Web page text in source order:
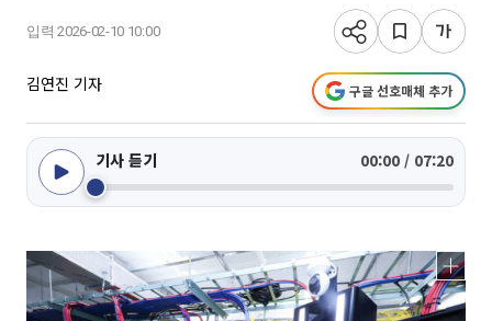
입력 2026-02-10 10:00
김연진 기자 구글 선호매체 추가
기사 듣기 00:00 / 07:20